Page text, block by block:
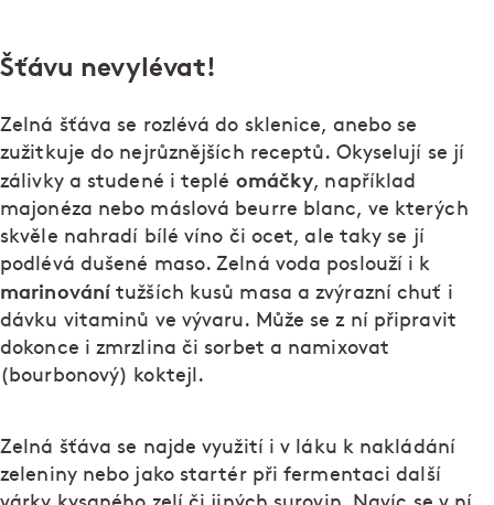
Šťávu nevylévat!
Zelná šťáva se rozlévá do sklenice, anebo se
zužitkuje do nejrůznějších receptů. Okyselují se jí
zálivky a studené i teplé omáčky, například
majonéza nebo máslová beurre blanc, ve kterých
skvěle nahradí bílé víno či ocet, ale taky se jí
podlévá dušené maso. Zelná voda poslouží i k
marinování tužších kusů masa a zvýrazní chuť i
dávku vitaminů ve vývaru. Může se z ní připravit
dokonce i zmrzlina či sorbet a namixovat
(bourbonový) koktejl.
Zelná šťáva se najde využití i v láku k nakládání
zeleniny nebo jako startér při fermentaci další